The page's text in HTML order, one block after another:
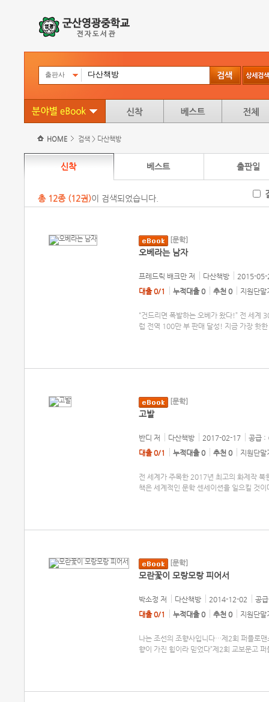
출판사
HOME 검색 > 다산책방
신착 베스트 출판일
총 12종 (12권)이 검색되었습니다.
[문학]
오베라는 남자
프레드릭 배크만 저 다산책방
2015-05-
대출 0/1
누적대출 0 추천 0 지원단
“건드리면 폭발하는 오베가 왔다!” 전 세계
럽 전역 100만 부 판매 달성! 지금 가장 핫
[문학]
고발
반디 저 다산책방 2017-02-17
공급 :
대출 0/1
누적대출 0 추천 0 지원단
전 세계가 주목한 2017년 최고의 화제작 북
책은 세계적인 문학 센세이션을 일으킬
[문학]
모란꽃이 모랑모랑 피어서
박소정 저 다산책방 2014-12-02
공
대출 0/1
누적대출 0 추천 0 지원단
나는 조선의 조향사입니다…제2회 퍼플로
향이 가진 힘이라 믿었다”제2회 교보문고